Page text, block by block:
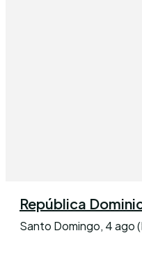
República
Santo Domingo, 4 ago